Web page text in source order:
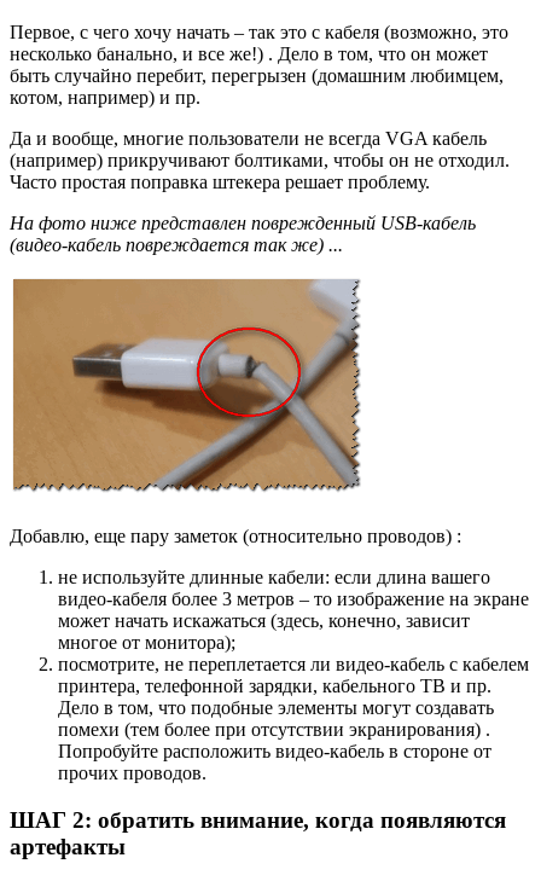
Первое, с чего хочу начать – так это с кабеля (возможно, это
несколько банально, и все же!) . Дело в том, что он может
быть случайно перебит, перегрызен (домашним любимцем,
котом, например) и пр.
Да и вообще, многие пользователи не всегда VGA кабель
(например) прикручивают болтиками, чтобы он не отходил.
Часто простая поправка штекера решает проблему.
На фото ниже представлен поврежденный USB-кабель
(видео-кабель повреждается так же) ...
Добавлю, еще пару заметок (относительно проводов) :
не используйте длинные кабели: если длина вашего
видео-кабеля более 3 метров – то изображение на экране
может начать искажаться (здесь, конечно, зависит
многое от монитора);
посмотрите, не переплетается ли видео-кабель с кабелем
принтера, телефонной зарядки, кабельного ТВ и пр.
Дело в том, что подобные элементы могут создавать
помехи (тем более при отсутствии экранирования) .
Попробуйте расположить видео-кабель в стороне от
прочих проводов.
ШАГ 2: обратить внимание, когда появляются
артефакты